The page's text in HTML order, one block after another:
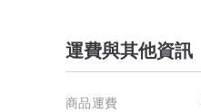
運費與其他資訊
商品運費